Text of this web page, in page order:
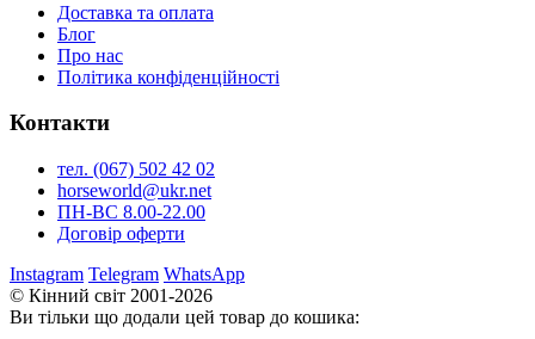
Доставка та оплата
Блог
Про нас
Політика конфіденційності
Контакти
тел. (067) 502 42 02
horseworld@ukr.net
ПН-ВС 8.00-22.00
Договір оферти
Instagram Telegram WhatsApp
© Кінний світ 2001-2026
Ви тільки що додали цей товар до кошика: